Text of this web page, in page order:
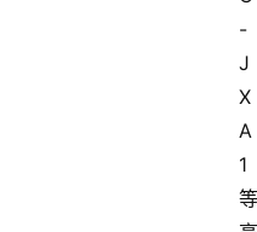
-
J
X
A
1
等